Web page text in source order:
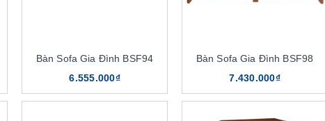
Bàn Sofa Gia Đình BSF94
6.555.000₫
Bàn Sofa Gia Đình BSF98
7.430.000₫